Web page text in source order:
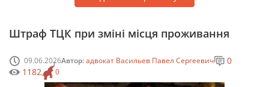
Штраф ТЦК при зміні місця проживання
09.06.2026Автор:адвокат Васильев Павел Сергеевич
0
0
1182